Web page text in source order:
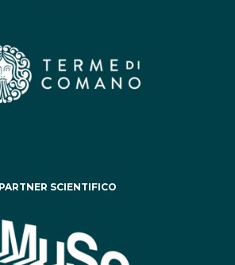
PARTNER SCIENTIFICO